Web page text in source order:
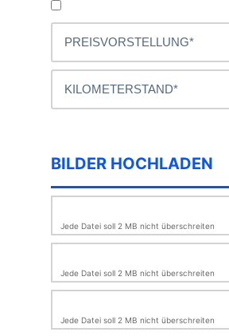
BILDER HOCHLADEN
Jede Datei soll 2 MB nicht überschreiten
Jede Datei soll 2 MB nicht überschreiten
Jede Datei soll 2 MB nicht überschreiten